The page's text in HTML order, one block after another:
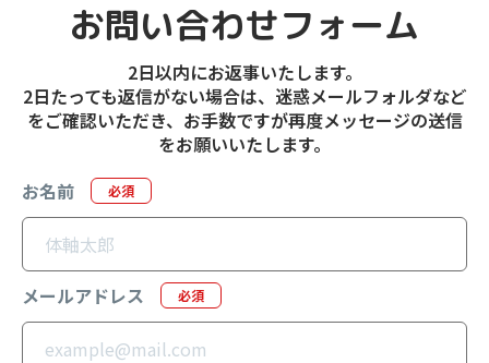
お問い合わせフォーム
2日以内にお返事いたします。
2日たっても返信がない場合は、迷惑メールフォルダなど
をご確認いただき、お手数ですが再度メッセージの送信
をお願いいたします。
お名前
必須
メールアドレス 必須